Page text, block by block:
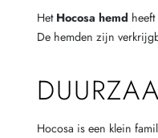
Het Hocosa hemd heeft
De hemden zijn
Hocosa is een klein